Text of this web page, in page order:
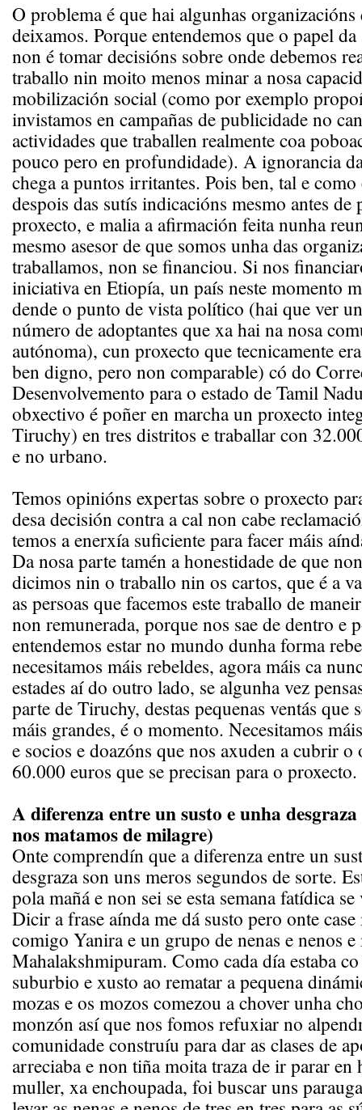
O problema é que hai algunhas
deixamos. Porque entendemos que o papel
non é tomar decisións sobre onde debemos
traballo nin moito menos minar a nosa
mobilización social (como por exemplo
invistamos en campañas de publicidade no
actividades que traballen realmente coa
pouco pero en profundidade). A ignorancia
chega a puntos irritantes. Pois ben, tal e como
despois das sutís indicacións mesmo antes de
proxecto, e malia a afirmación feita nunha
mesmo asesor de que somos unha das
traballamos, non se financiou. Si nos
iniciativa en Etiopía, un país neste momento
dende o punto de vista político (hai que ver
número de adoptantes que xa hai na nosa
autónoma), cun proxecto que tecnicamente
ben digno, pero non comparable) có do
Desenvolvemento para o estado de Tamil
obxectivo é poñer en marcha un proxecto
Tiruchy) en tres distritos e traballar con
e no urbano.
Temos opinións expertas sobre o proxecto
desa decisión contra a cal non cabe
temos a enerxía suficiente para facer máis
Da nosa parte tamén a honestidade de que
dicimos nin o traballo nin os cartos, que é a
as persoas que facemos este traballo de
non remunerada, porque nos sae de dentro e
entendemos estar no mundo dunha forma
necesitamos máis rebeldes, agora máis ca
estades aí do outro lado, se algunha vez
parte de Tiruchy, destas pequenas ventás que
máis grandes, é o momento. Necesitamos
e socios e doazóns que nos axuden a cubrir o
60.000 euros que se precisan para o proxecto.
A diferenza entre un susto e unha
nos matamos de milagre)
Onte comprendín que a diferenza entre un
desgraza son uns meros segundos de sorte.
pola mañá e non sei se esta semana fatídica
Dicir a frase aínda me dá susto pero onte
comigo Yanira e un grupo de nenas e nenos
Mahalakshmipuram. Como cada día estaba
suburbio e xusto ao rematar a pequena
mozas e os mozos comezou a chover unha
monzón así que nos fomos refuxiar no
comunidade construíu para dar as clases de
arreciaba e non tiña moita traza de ir parar en
muller, xa enchoupada, foi buscar uns